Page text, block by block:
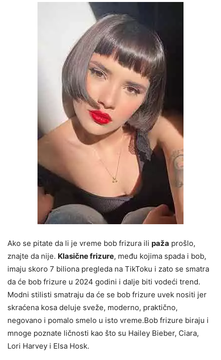
Ako se pitate da li je vreme bob frizura ili paža prošlo,
znajte da nije. Klasične frizure, među kojima spada i bob,
imaju skoro 7 biliona pregleda na TikToku i zato se smatra
da će bob frizure u 2024 godini i dalje biti vodeći trend.
Modni stilisti smatraju da će se bob frizure uvek nositi jer
skraćena kosa deluje sveže, moderno, praktično,
negovano i pomalo smelo u isto vreme.Bob frizure biraju i
mnoge poznate ličnosti kao što su Hailey Bieber, Ciara,
Lori Harvey i Elsa Hosk.